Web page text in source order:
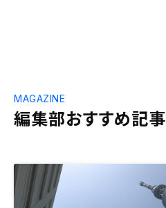
編集部おすすめ記事
MAGAZINE